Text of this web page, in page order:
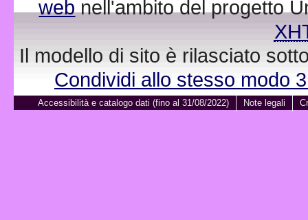
webnell'ambito del progetto
Il modello di sito è rilasciato
Condividi allo stesso modo
Accessibilità e catalogo dati (fino al 31/08/2022) Note legali